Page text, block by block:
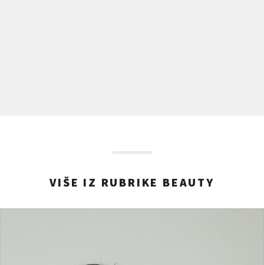
VIŠE IZ RUBRIKE BEAUTY